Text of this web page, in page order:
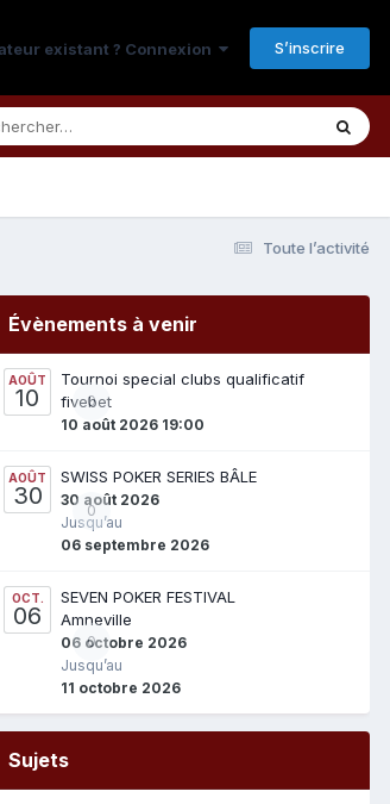
existant ? Connexion S’inscrire
Toute l’activité
Évènements à venir
AOÛT
10 0
Tournoi special clubs qualificatif
fivebet
10 août 2026 19:00
AOÛT
30
0
SWISS POKER SERIES BÂLE
30 août 2026
Jusqu’au
06 septembre 2026
OCT.
06
0
SEVEN POKER FESTIVAL
Amneville
06 octobre 2026
Jusqu’au
11 octobre 2026
Sujets